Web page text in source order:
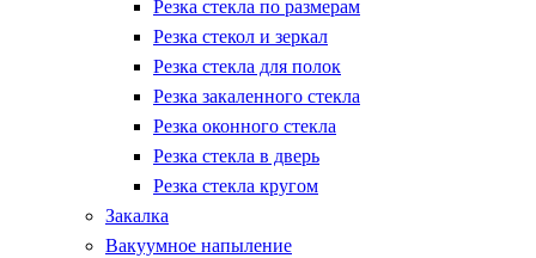
Резка стекла по размерам
Резка стекол и зеркал
Резка стекла для полок
Резка закаленного стекла
Резка оконного стекла
Резка стекла в дверь
Резка стекла кругом
Закалка
Вакуумное напыление